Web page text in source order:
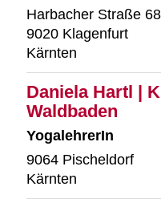
Harbacher Straße 68
9020 Klagenfurt
Kärnten
Daniela Hartl |
Waldbaden
YogalehrerIn
9064 Pischeldorf
Kärnten